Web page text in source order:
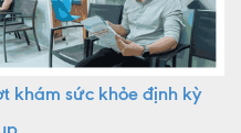
khám sức khỏe định kỳ